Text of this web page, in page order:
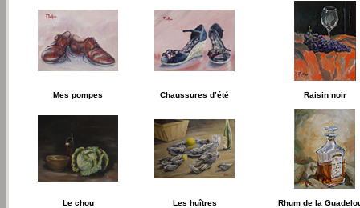
Mes pompes Chaussures d’été Raisin noir
Le chou Les huîtres Rhum de la